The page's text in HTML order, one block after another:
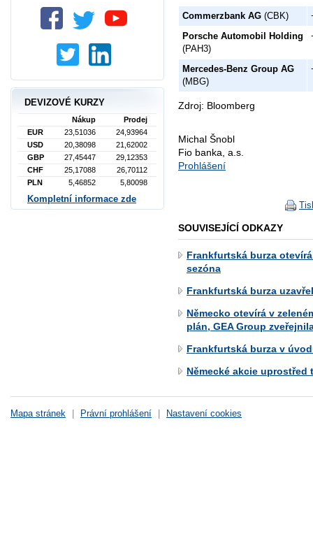
Commerzbank AG (CBK)
Porsche Automobil Holding
(PAH3)
Mercedes-Benz Group AG
(MBG)
Zdroj: Bloomberg
Michal Šnobl
Fio banka, a.s.
Prohlášení
SOUVISEJÍCÍ ODKAZY
Frankfurtská burza
sezóna
Frankfurtská burza
Německo otevírá v
plán, GEA Group
Frankfurtská burza v
Německé akcie
DEVIZOVÉ KURZY
Nákup
Prodej
EUR
23,51036
24,93964
USD
20,38098
21,62002
GBP
27,45447
29,12353
CHF
25,17088
26,70112
PLN
5,46852 5,80098
Kompletní informace zde
Mapa stránek Právní prohlášení Nastavení cookies